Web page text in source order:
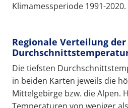
Klimamessperiode 1991-2020.
Regionale Verteilung der
Die tiefsten
in beiden Karten jeweils die
Mittelgebirge bzw. die Alpen.